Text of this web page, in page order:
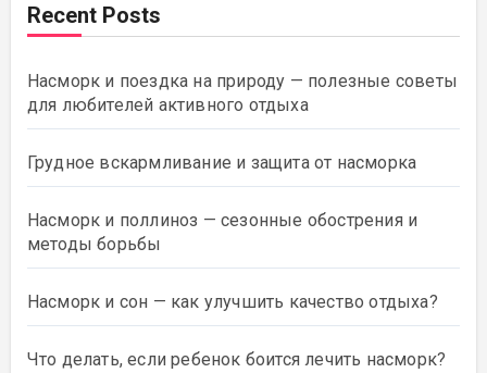
Recent Posts
Насморк и поездка на природу — полезные советы
для любителей активного отдыха
Грудное вскармливание и защита от насморка
Насморк и поллиноз — сезонные обострения и
методы борьбы
Насморк и сон — как улучшить качество отдыха?
Что делать, если ребенок боится лечить насморк?